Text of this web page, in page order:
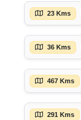
23 Kms
36 Kms
467 Kms
291 Kms